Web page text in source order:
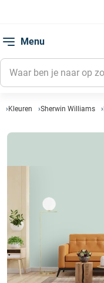
Menu
Kleuren Sherwin Williams